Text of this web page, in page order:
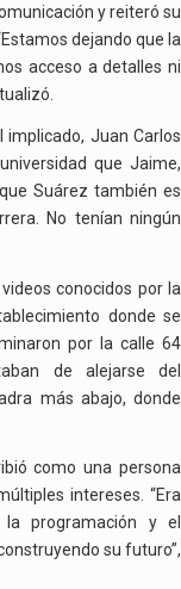
y reiteró su
dejando que la
acceso a detalles ni
Juan Carlos
que Jaime,
Suárez también es
No tenían ningún
conocidos por la
donde se
por la calle 64
de alejarse del
más abajo, donde
como una persona
intereses. “Era
programación y el
su futuro”,